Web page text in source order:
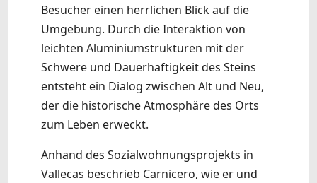
Besucher einen herrlichen Blick auf die
Umgebung. Durch die Interaktion von
leichten Aluminiumstrukturen mit der
Schwere und Dauerhaftigkeit des Steins
entsteht ein Dialog zwischen Alt und Neu,
der die historische Atmosphäre des Orts
zum Leben erweckt.
Anhand des Sozialwohnungsprojekts in
Vallecas beschrieb Carnicero, wie er und